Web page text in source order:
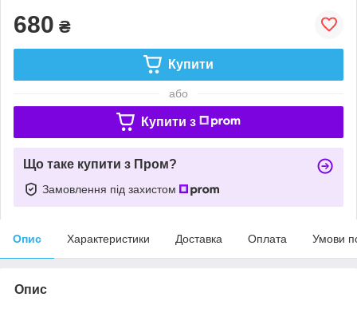
680 ₴
Купити
або
Купити з
Що таке купити з Пром?
Замовлення під захистом
Опис Характеристики Доставка Оплата Умови
Опис